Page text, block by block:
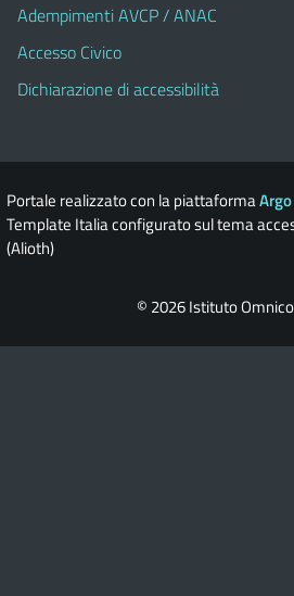
Adempimenti AVCP / ANAC
Accesso Civico
Dichiarazione di accessibilità
Portale realizzato con la piattaforma
Template Italia configurato sul tema
(Alioth)
© 2026 Istituto